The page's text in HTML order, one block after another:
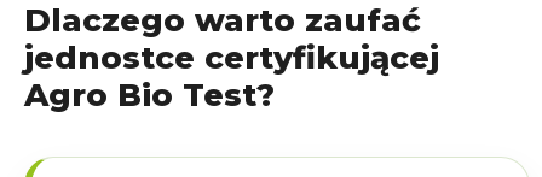
Dlaczego warto zaufać
jednostce certyfikującej
Agro Bio Test?